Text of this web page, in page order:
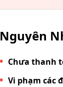
Nguyên
Chưa thanh
Vi phạm các